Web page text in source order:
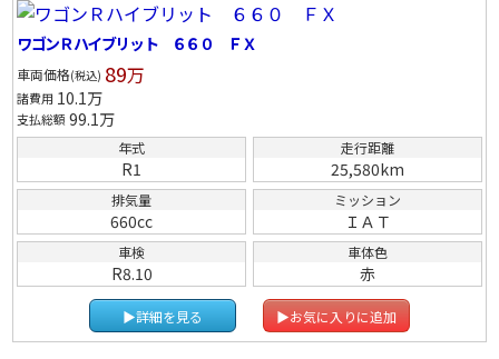
ワゴンＲハイブリット ６６０ ＦＸ
車両価格(税込) 89万
諸費用 10.1万
支払総額 99.1万
年式
R1
走行距離
25,580km
排気量
660cc
ミッション
ＩＡＴ
車検
R8.10
車体色
赤
▶詳細を見る ▶お気に入りに追加